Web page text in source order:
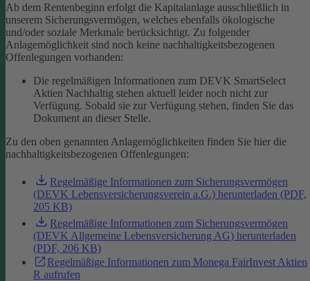
Ab dem Rentenbeginn erfolgt die Kapitalanlage ausschließlich in
unserem Sicherungsvermögen, welches ebenfalls ökologische
und/oder soziale Merkmale berücksichtigt. Zu folgender
Anlagemöglichkeit sind noch keine nachhaltigkeitsbezogenen
Offenlegungen vorhanden:
Die regelmäßigen Informationen zum DEVK SmartSelect
Aktien Nachhaltig stehen aktuell leider noch nicht zur
Verfügung. Sobald sie zur Verfügung stehen, finden Sie das
Dokument an dieser Stelle.
Zu den oben genannten Anlagemöglichkeiten finden Sie hier die
nachhaltigkeitsbezogenen Offenlegungen:
Regelmäßige Informationen zum Sicherungsvermögen
(DEVK Lebensversicherungsverein a.G.) herunterladen (PDF,
205 KB)
Regelmäßige Informationen zum Sicherungsvermögen
(DEVK Allgemeine Lebensversicherung AG) herunterladen
(PDF, 206 KB)
Regelmäßige Informationen zum Monega FairInvest Aktien
R aufrufen